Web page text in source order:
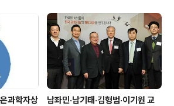
과학자상
남좌민·남기태·김형범·이기원 교